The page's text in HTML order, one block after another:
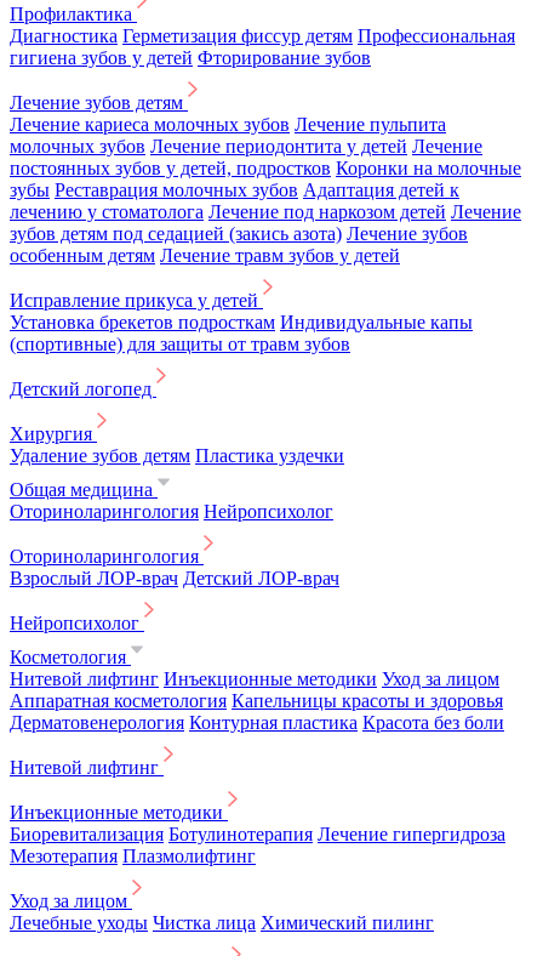
Профилактика
Диагностика Герметизация фиссур детям Профессиональная
гигиена зубов у детей Фторирование зубов
Лечение зубов детям
Лечение кариеса молочных зубов Лечение пульпита
молочных зубов Лечение периодонтита у детей Лечение
постоянных зубов у детей, подростков Коронки на молочные
зубы Реставрация молочных зубов Адаптация детей к
лечению у стоматолога Лечение под наркозом детей Лечение
зубов детям под седацией (закись азота) Лечение зубов
особенным детям Лечение травм зубов у детей
Исправление прикуса у детей
Установка брекетов подросткам Индивидуальные капы
(спортивные) для защиты от травм зубов
Детский логопед
Хирургия
Удаление зубов детям Пластика уздечки
Общая медицина
Оториноларингология Нейропсихолог
Оториноларингология
Взрослый ЛОР-врач Детский ЛОР-врач
Нейропсихолог
Косметология
Нитевой лифтинг Инъекционные методики Уход за лицом
Аппаратная косметология Капельницы красоты и здоровья
Дерматовенерология Контурная пластика Красота без боли
Нитевой лифтинг
Инъекционные методики
Биоревитализация Ботулинотерапия Лечение гипергидроза
Мезотерапия Плазмолифтинг
Уход за лицом
Лечебные уходы Чистка лица Химический пилинг